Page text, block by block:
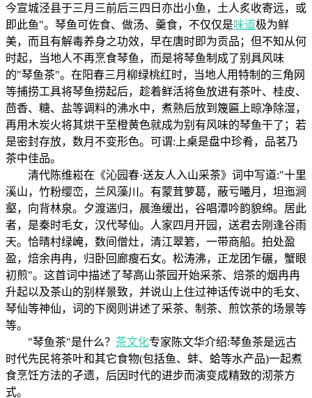
今宣城泾县于三月三前后三四日亦出小鱼，土人炙收寄远，或
即此鱼"。琴鱼可佐食、做汤、羹食，不仅仅是味道极为鲜
美，而且有解毒养身之功效，早在唐时即为贡品；但不知从何
时起，当地人不再烹食琴鱼，而是将琴鱼制成了别具风味
的"琴鱼茶"。在阳春三月柳绿桃红时，当地人用特制的三角网
等捕捞工具将琴鱼捞起后，趁着鲜活将鱼放进有茶叶、桂皮、
茴香、糖、盐等调料的沸水中，煮熟后放到篾匾上晾净除湿，
再用木炭火将其烘干至橙黄色就成为别有风味的琴鱼干了；若
是密封存放，数月不变形色。可谓:上桌是盘中珍肴，品茗乃
茶中佳品。
清代陈维崧在《沁园春·送友人入山采茶》词中写道:"十里
溪山，竹粉缨峦，兰风藻川。有蒙茸萝葛，蔽亏曦月，坦迤涧
壑，向背林泉。夕渡遄归，晨渔缓出，谷唱潭吟韵貌绵。居此
者，是秦时毛女，汉代琴仙。人家四月开园，送君去刚逢谷雨
天。恰晴村绿崦，数间僧灶，清江翠箬，一带商船。拍处盈
盈，焙余冉冉，归卧回廊瘦石女。松涛沸，正龙团乍碾，蟹眼
初煎"。这首词中描述了琴高山茶园开始采茶、焙茶的烟冉冉
升起以及茶山的别样景致，并说山上住过神话传说中的毛女、
琴仙等神仙，词的下阕则讲述了采茶、制茶、煎饮茶的场景等
等。
"琴鱼茶"是什么？ 茶文化专家陈文华介绍:琴鱼茶是远古
时代先民将茶叶和其它食物(包括鱼、蚌、蛤等水产品)一起煮
食烹饪方法的孑遗，后因时代的进步而演变成精致的沏茶方
式。